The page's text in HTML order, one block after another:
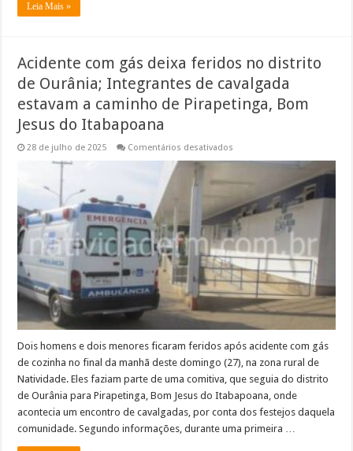
Leia Mais »
Acidente com gás deixa feridos no distrito
de Ourânia; Integrantes de cavalgada
estavam a caminho de Pirapetinga, Bom
Jesus do Itabapoana
28 de julho de 2025 Comentários desativados
feridos
no
distrito
de
Ourânia;
Integrantes
de
cavalgada
estavam
a
caminho
de
Pirapetinga,
Bom
Jesus
do
Itabapoana
Dois homens e dois menores ficaram feridos após acidente com gás
de cozinha no final da manhã deste domingo (27), na zona rural de
Natividade. Eles faziam parte de uma comitiva, que seguia do distrito
de Ourânia para Pirapetinga, Bom Jesus do Itabapoana, onde
acontecia um encontro de cavalgadas, por conta dos festejos daquela
comunidade. Segundo informações, durante uma primeira …